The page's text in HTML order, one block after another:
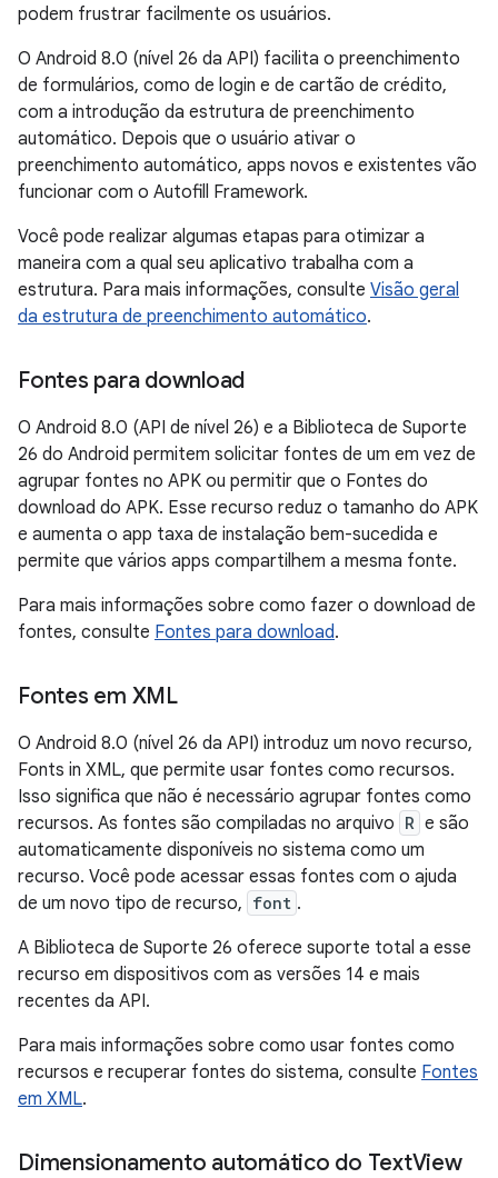
podem frustrar facilmente os usuários.
O Android 8.0 (nível 26 da API) facilita o preenchimento
de formulários, como de login e de cartão de crédito,
com a introdução da estrutura de preenchimento
automático. Depois que o usuário ativar o
preenchimento automático, apps novos e existentes vão
funcionar com o Autofill Framework.
Você pode realizar algumas etapas para otimizar a
maneira com a qual seu aplicativo trabalha com a
estrutura. Para mais informações, consulte Visão geral
da estrutura de preenchimento automático.
Fontes para download
O Android 8.0 (API de nível 26) e a Biblioteca de Suporte
26 do Android permitem solicitar fontes de um em vez de
agrupar fontes no APK ou permitir que o Fontes do
download do APK. Esse recurso reduz o tamanho do APK
e aumenta o app taxa de instalação bem-sucedida e
permite que vários apps compartilhem a mesma fonte.
Para mais informações sobre como fazer o download de
fontes, consulte Fontes para download.
Fontes em XML
O Android 8.0 (nível 26 da API) introduz um novo recurso,
Fonts in XML, que permite usar fontes como recursos.
Isso significa que não é necessário agrupar fontes como
recursos. As fontes são compiladas no arquivo R e são
automaticamente disponíveis no sistema como um
recurso. Você pode acessar essas fontes com o ajuda
de um novo tipo de recurso, font .
A Biblioteca de Suporte 26 oferece suporte total a esse
recurso em dispositivos com as versões 14 e mais
recentes da API.
Para mais informações sobre como usar fontes como
recursos e recuperar fontes do sistema, consulte Fontes
em XML.
Dimensionamento automático do TextView